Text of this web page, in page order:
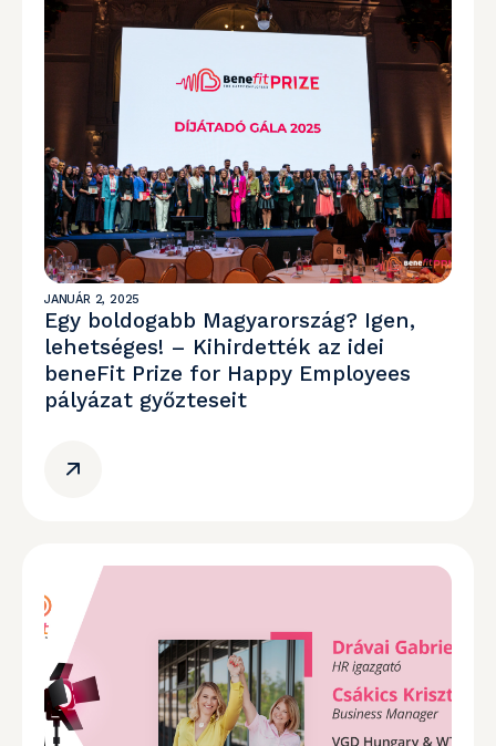
JANUÁR 2, 2025
Egy boldogabb Magyarország? Igen,
lehetséges! – Kihirdették az idei
beneFit Prize for Happy Employees
pályázat győzteseit